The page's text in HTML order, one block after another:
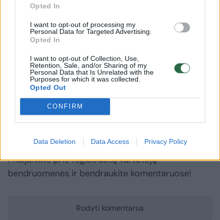
Opted In
I want to opt-out of processing my
Personal Data for Targeted Advertising.
Opted In
I want to opt-out of Collection, Use,
Retention, Sale, and/or Sharing of my
Personal Data that Is Unrelated with the
Purposes for which it was collected.
Opted Out
CONFIRM
Data Deletion Data Access Privacy Policy
pareigas. Tuomet jo kandidatūrą atmetė
D.Grybauskaitė.
Specialiųjų tyrimų tarnyba (STT)
Giedrius Danėlius
Žydrūnas Bartkus
Rodyti daugiau žymių
Komentuoti po šiuo straipsniu
Komentuoti gali tik Lrytas registruoti vartotojai.
Prisijunkite prie registruotų vartotojų
bendruomenės ir bendraukite komentaruose!
Rodyti komentarus